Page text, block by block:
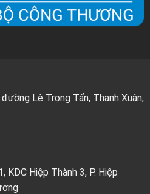
Lê Trọng Tấn, Thanh Xuân,
Hiệp Thành 3, P. Hiệp